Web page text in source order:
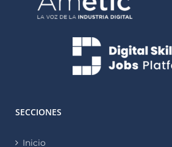
SECCIONES
Inicio